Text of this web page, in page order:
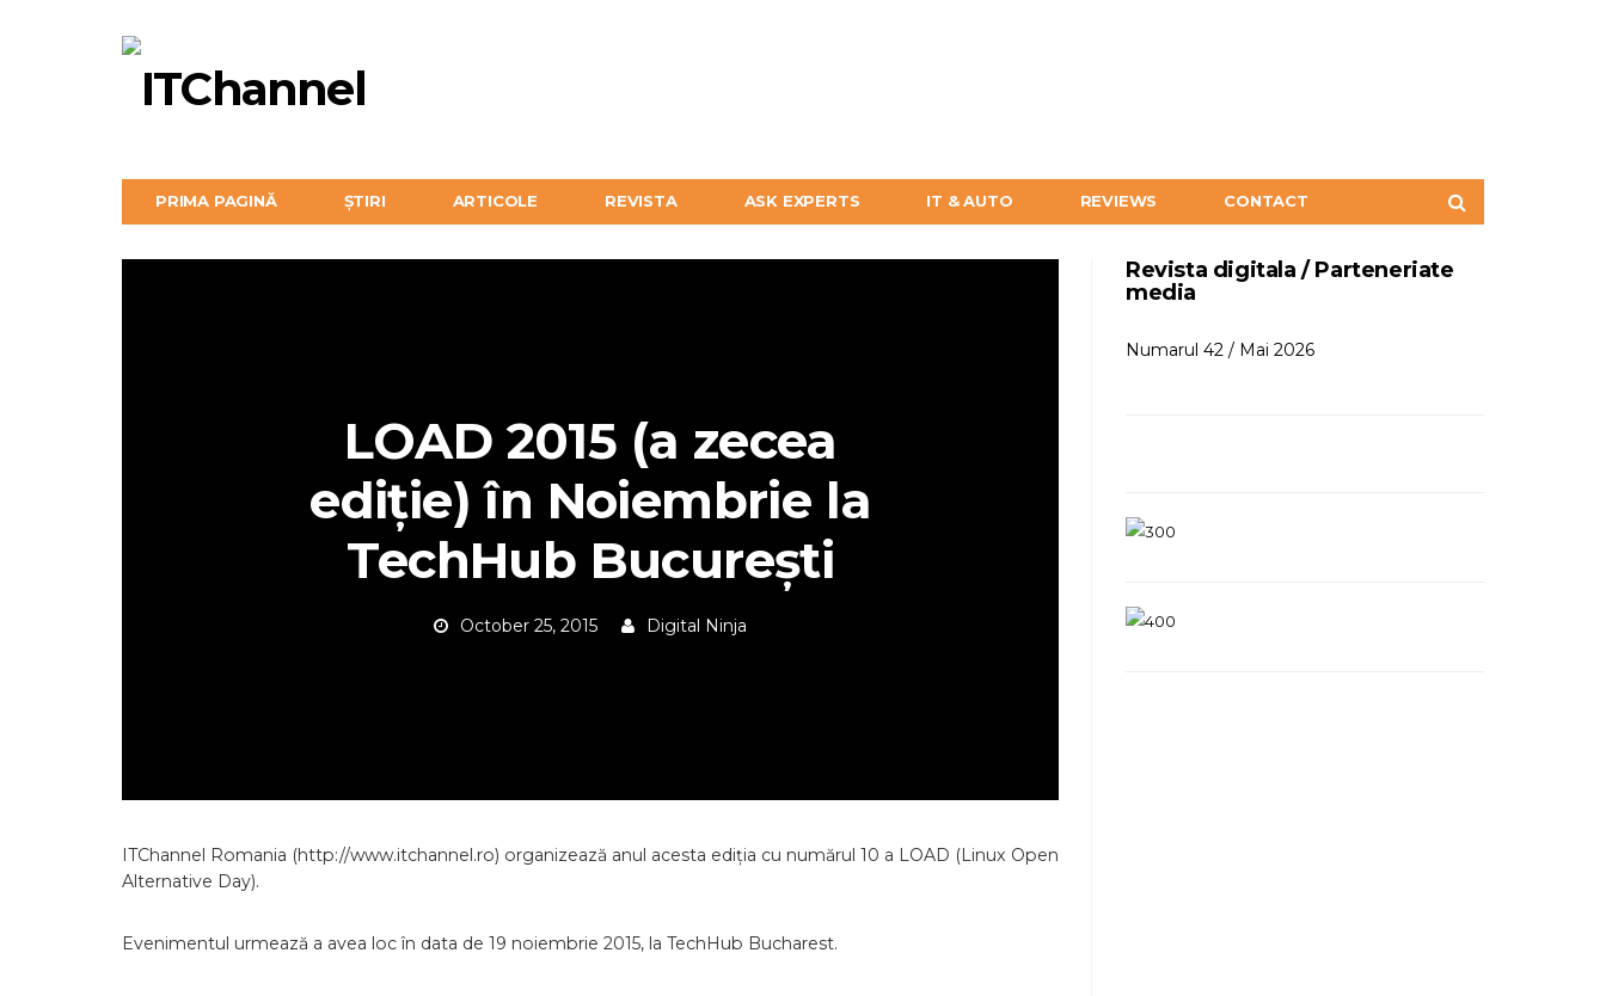
PRIMA PAGINĂ ȘTIRI ARTICOLE REVISTA ASK EXPERTS IT & AUTO REVIEWS CONTACT
LOAD 2015 (a zecea
ediție) în Noiembrie la
TechHub București
October 25, 2015 Digital Ninja
ITChannel Romania (http://www.itchannel.ro) organizează anul acesta ediția cu numărul 10 a LOAD (Linux Open
Alternative Day).
Evenimentul urmează a avea loc în data de 19 noiembrie 2015, la TechHub Bucharest.
Revista digitala / Parteneriate
media
Numarul 42 / Mai 2026